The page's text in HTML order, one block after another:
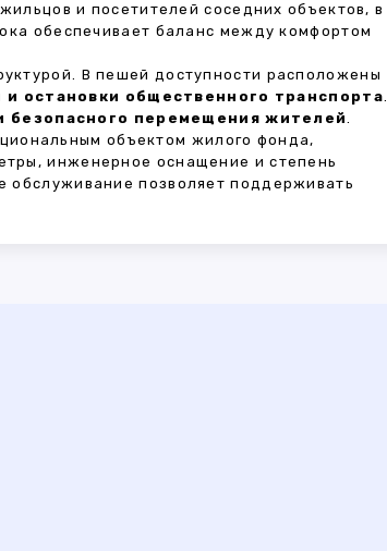
и посетителей соседних объектов, в
обеспечивает баланс между комфортом
В пешей доступности расположены
остановки общественного транспорта.
безопасного перемещения жителей.
объектом жилого фонда,
инженерное оснащение и степень
обслуживание позволяет поддерживать